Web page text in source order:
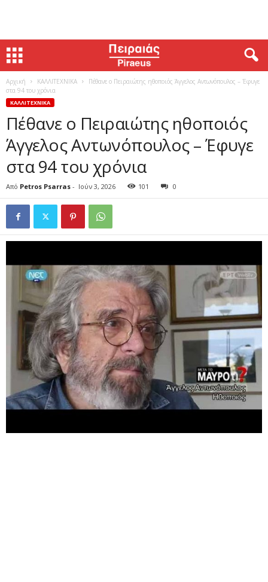
Αρχική ΚΑΛΛΙΤΕΧΝΙΚΑ
Πέθανε ο Πειραιώτης ηθοποιός Άγγελος Αντωνόπουλος – Έφυγε
στα 94 του χρόνια
ΚΑΛΛΙΤΕΧΝΙΚΑ
Πέθανε ο Πειραιώτης ηθοποιός
Άγγελος Αντωνόπουλος – Έφυγε
στα 94 του χρόνια
Από Petros Psarras - Ιούν 3, 2026 101 0